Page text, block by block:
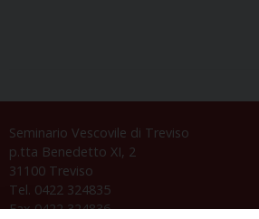
Seminario Vescovile di Treviso
p.tta Benedetto XI, 2
31100 Treviso
Tel. 0422 324835
Fax 0422 324836